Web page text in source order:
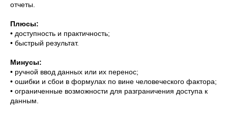
отчеты.
Плюсы:
• доступность и практичность;
• быстрый результат.
Минусы:
• ручной ввод данных или их перенос;
• ошибки и сбои в формулах по вине человеческого фактора;
• ограниченные возможности для разграничения доступа к
данным.